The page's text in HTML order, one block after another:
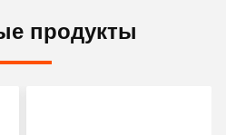
продукты